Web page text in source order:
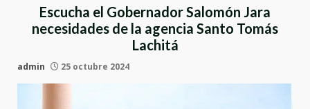
Escucha el Gobernador Salomón Jara
necesidades de la agencia Santo Tomás
Lachitá
admin 25 octubre 2024